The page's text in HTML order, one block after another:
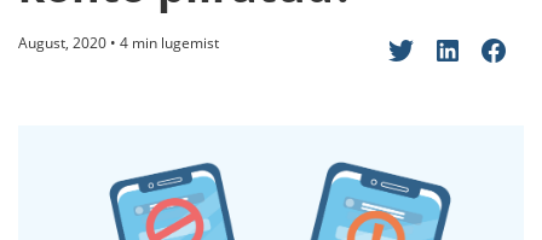
August, 2020 • 4 min lugemist